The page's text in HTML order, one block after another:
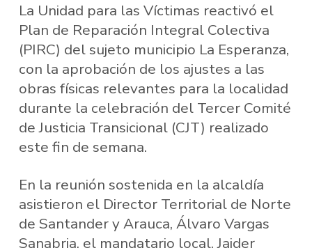
La Unidad para las Víctimas reactivó el
Plan de Reparación Integral Colectiva
(PIRC) del sujeto municipio La Esperanza,
con la aprobación de los ajustes a las
obras físicas relevantes para la localidad
durante la celebración del Tercer Comité
de Justicia Transicional (CJT) realizado
este fin de semana.
En la reunión sostenida en la alcaldía
asistieron el Director Territorial de Norte
de Santander y Arauca, Álvaro Vargas
Sanabria, el mandatario local, Jaider